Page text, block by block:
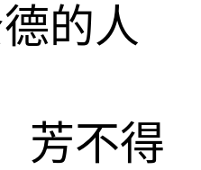
的人
芳不得